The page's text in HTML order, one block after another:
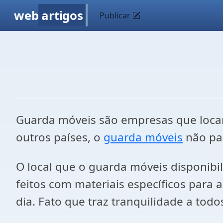
web artigos Publicar
Guarda móveis são empresas que
outros países, o guarda móveis não
O local que o guarda móveis
feitos com materiais específicos para
dia. Fato que traz tranquilidade a